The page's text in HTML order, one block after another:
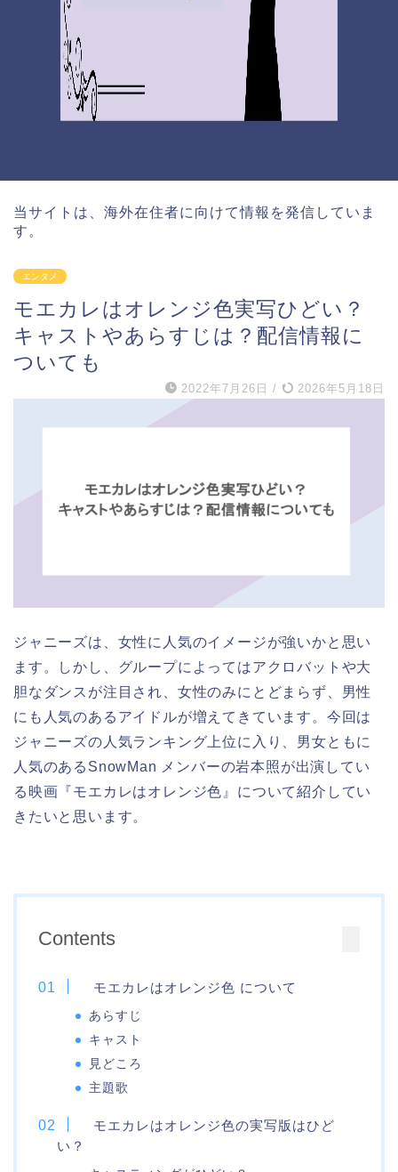
当サイトは、海外在住者に向けて情報を発信していま
す。
エンタメ
モエカレはオレンジ色実写ひどい？
キャストやあらすじは？配信情報に
ついても
2022年7月26日 / 2026年5月18日
ジャニーズは、女性に人気のイメージが強いかと思い
ます。しかし、グループによってはアクロバットや大
胆なダンスが注目され、女性のみにとどまらず、男性
にも人気のあるアイドルが増えてきています。今回は
ジャニーズの人気ランキング上位に入り、男女ともに
人気のあるSnowMan メンバーの岩本照が出演してい
る映画『モエカレはオレンジ色』について紹介してい
きたいと思います。
Contents
モエカレはオレンジ色 について
あらすじ
キャスト
見どころ
主題歌
モエカレはオレンジ色の実写版はひど
い？